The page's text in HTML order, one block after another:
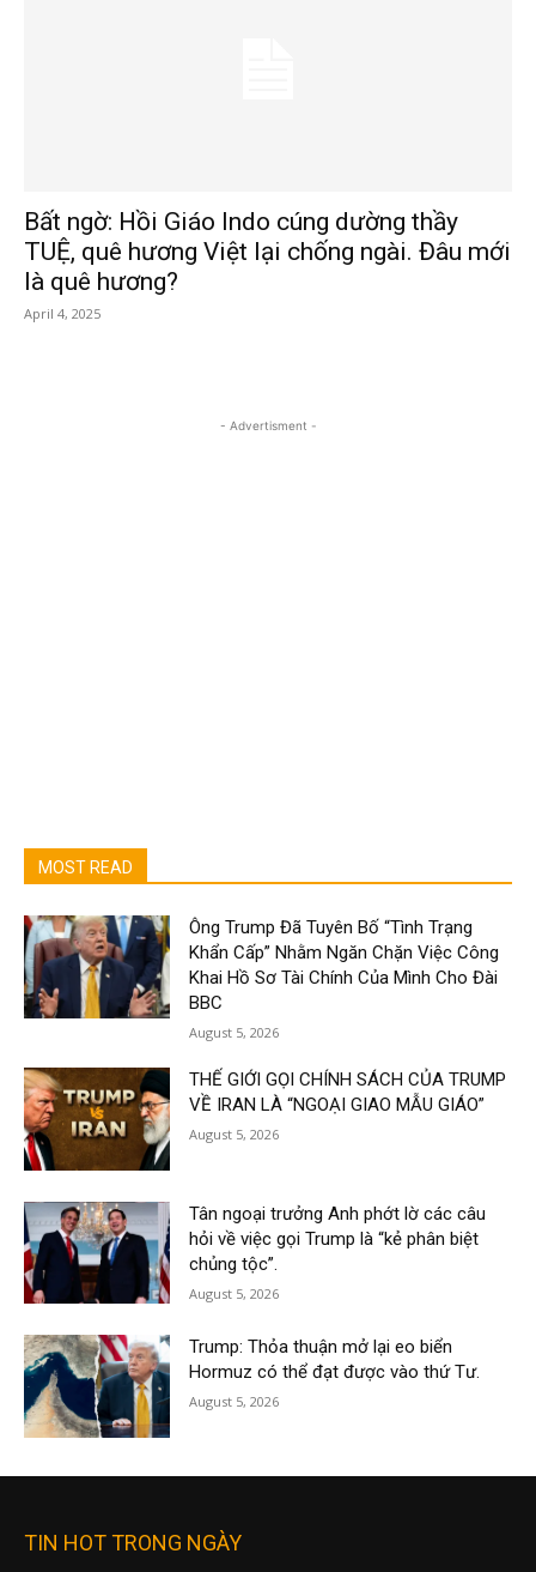
Bất ngờ: Hồi Giáo Indo cúng dường thầy
TUỆ, quê hương Việt lại chống ngài. Đâu mới
là quê hương?
April 4, 2025
- Advertisment -
MOST READ
Ông Trump Đã Tuyên Bố “Tình Trạng
Khẩn Cấp” Nhằm Ngăn Chặn Việc Công
Khai Hồ Sơ Tài Chính Của Mình Cho Đài
BBC
August 5, 2026
THẾ GIỚI GỌI CHÍNH SÁCH CỦA TRUMP
VỀ IRAN LÀ “NGOẠI GIAO MẪU GIÁO”
August 5, 2026
Tân ngoại trưởng Anh phớt lờ các câu
hỏi về việc gọi Trump là “kẻ phân biệt
chủng tộc”.
August 5, 2026
Trump: Thỏa thuận mở lại eo biển
Hormuz có thể đạt được vào thứ Tư.
August 5, 2026
TIN HOT TRONG NGÀY